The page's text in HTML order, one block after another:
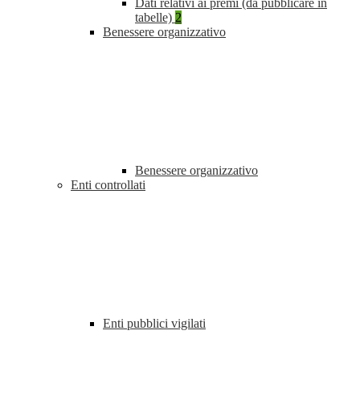
Dati relativi ai premi (da pubblicare in
tabelle) 2
Benessere organizzativo
Benessere organizzativo
Enti controllati
Enti pubblici vigilati